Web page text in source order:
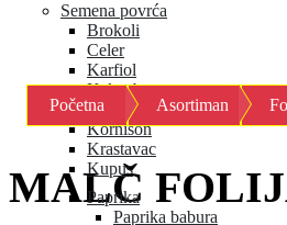
Semena povrća
Brokoli
Celer
Karfiol
Keleraba
Kelj i kelj pupčar
Kornison
Krastavac
Kupus
Paprika
Paprika babura
Početna Asortiman
MALČ